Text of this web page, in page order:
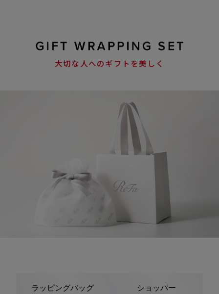
大切な人へのギフトを美しく
ラッピングバッグ ショッパー